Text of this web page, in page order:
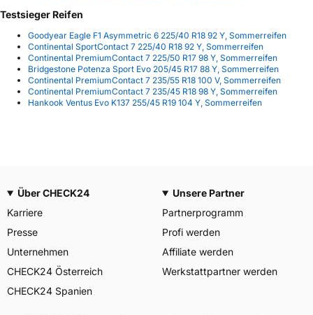
Testsieger Reifen
Goodyear Eagle F1 Asymmetric 6 225/40 R18 92 Y, Sommerreifen
Continental SportContact 7 225/40 R18 92 Y, Sommerreifen
Continental PremiumContact 7 225/50 R17 98 Y, Sommerreifen
Bridgestone Potenza Sport Evo 205/45 R17 88 Y, Sommerreifen
Continental PremiumContact 7 235/55 R18 100 V, Sommerreifen
Continental PremiumContact 7 235/45 R18 98 Y, Sommerreifen
Hankook Ventus Evo K137 255/45 R19 104 Y, Sommerreifen
Über CHECK24
Karriere
Presse
Unternehmen
CHECK24 Österreich
CHECK24 Spanien
Unsere Partner
Partnerprogramm
Profi werden
Affiliate werden
Werkstattpartner werden